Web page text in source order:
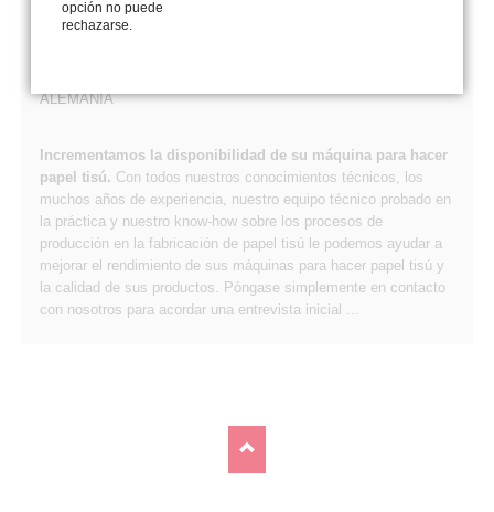
También eche un vistazo a:
www.jaeger-gmbh.com
ALEMANIA
Incrementamos la disponibilidad de su máquina para hacer
papel tisú. Con todos nuestros conocimientos técnicos, los
muchos años de experiencia, nuestro equipo técnico probado en
la práctica y nuestro know-how sobre los procesos de
producción en la fabricación de papel tisú le podemos ayudar a
mejorar el rendimiento de sus máquinas para hacer papel tisú y
la calidad de sus productos. Póngase simplemente en contacto
con nosotros para acordar una entrevista inicial ...
opción no puede
rechazarse.